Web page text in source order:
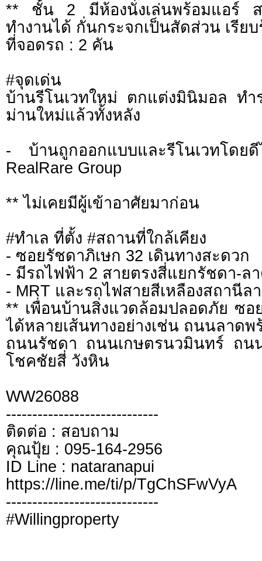
** ชั้น 2 มีห้องนั่งเล่นพร้อมแอร์ ส
ทำงานได้ กั่นกระจกเป็นสัดส่วน เรียบ
ที่จอดรถ : 2 คัน
#จุดเด่น
บ้านรีโนเวทใหม่ ตกแต่งมินิมอล ท
ม่านใหม่แล้วทั้งหลัง
- บ้านถูกออกแบบและรีโนเวทโดยดี
RealRare Group
** ไม่เคยมีผู้เข้าอาศัยมาก่อน
#ทำเล ที่ตั้ง #สถานที่ใกล้เคียง
- ซอยรัชดาภิเษก 32 เดินทางสะดวก
- มีรถไฟฟ้า 2 สายตรงสี่แยกรัชดา-ล
- MRT และรถไฟสายสีเหลืองสถานีล
** เพื่อนบ้านสิ่งแวดล้อมปลอดภัย ซอ
ได้หลายเส้นทางอย่างเช่น ถนนลาดพ
ถนนรัชดา ถนนเกษตรนวมินทร์ ถน
โชคชัยสี่ วังหิน
WW26088
-----------------------------
ติดต่อ : สอบถาม
คุณปุ้ย : 095-164-2956
ID Line : nataranapui
https://line.me/ti/p/TgChSFwVyA
-----------------------------
#Willingproperty